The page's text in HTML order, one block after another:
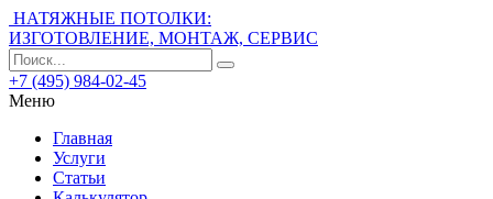
НАТЯЖНЫЕ ПОТОЛКИ:
ИЗГОТОВЛЕНИЕ, МОНТАЖ, СЕРВИС
+7 (495) 984-02-45
Меню
Главная
Услуги
Статьи